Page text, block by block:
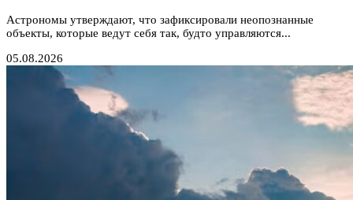
Астрономы утверждают, что зафиксировали неопознанные
объекты, которые ведут себя так, будто управляются...
05.08.2026